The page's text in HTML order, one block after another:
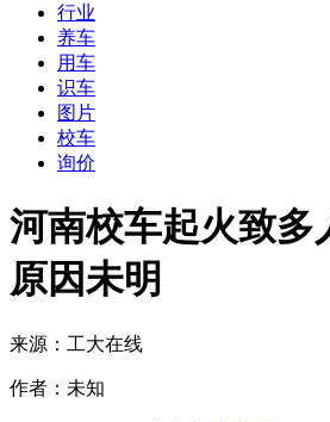
行业
养车
用车
识车
图片
校车
询价
河南校车起火致多
原因未明
来源： 工大在线
作者： 未知